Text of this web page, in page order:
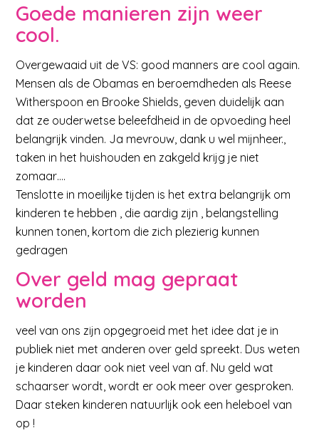
Goede manieren zijn weer
cool.
Overgewaaid uit de VS: good manners are cool again.
Mensen als de Obamas en beroemdheden als Reese
Witherspoon en Brooke Shields, geven duidelijk aan
dat ze ouderwetse beleefdheid in de opvoeding heel
belangrijk vinden. Ja mevrouw, dank u wel mijnheer.,
taken in het huishouden en zakgeld krijg je niet
zomaar….
Tenslotte in moeilijke tijden is het extra belangrijk om
kinderen te hebben , die aardig zijn , belangstelling
kunnen tonen, kortom die zich plezierig kunnen
gedragen
Over geld mag gepraat
worden
veel van ons zijn opgegroeid met het idee dat je in
publiek niet met anderen over geld spreekt. Dus weten
je kinderen daar ook niet veel van af. Nu geld wat
schaarser wordt, wordt er ook meer over gesproken.
Daar steken kinderen natuurlijk ook een heleboel van
op !